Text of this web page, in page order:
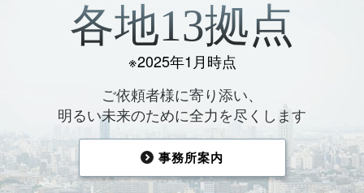
各地13拠点
※2025年1月時点
ご依頼者様に寄り添い、
明るい未来のために全力を尽くします
事務所案内